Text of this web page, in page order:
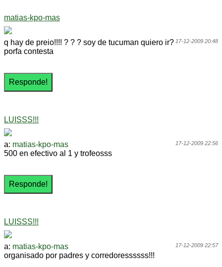
matias-kpo-mas
17-12-2009 20:48
q hay de preio!!!! ? ? ? soy de tucuman quiero ir?
porfa contesta
LUISSS!!!
17-12-2009 22:56
a: matias-kpo-mas
500 en efectivo al 1 y trofeosss
LUISSS!!!
17-12-2009 22:57
a: matias-kpo-mas
organisado por padres y corredoressssss!!!